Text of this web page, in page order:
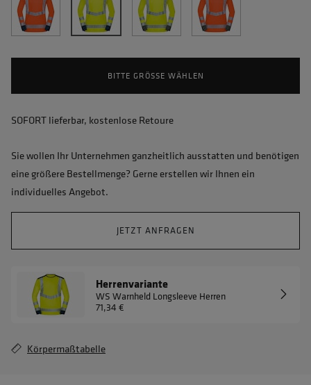
BITTE GRÖSSE WÄHLEN
SOFORT lieferbar, kostenlose Retoure
Sie wollen Ihr Unternehmen ganzheitlich ausstatten und benötigen
eine größere Bestellmenge? Gerne erstellen wir Ihnen ein
individuelles Angebot.
JETZT ANFRAGEN
Herrenvariante
WS Warnheld Longsleeve Herren
71,34 €
Körpermaßtabelle